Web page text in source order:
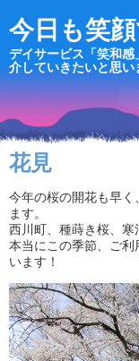
今日も笑
デイサービス「笑和
介していきたいと思い
花見
今年の桜の開花も早
ます。
西川町、種蒔き桜、寒
本当にこの季節、ご
います！